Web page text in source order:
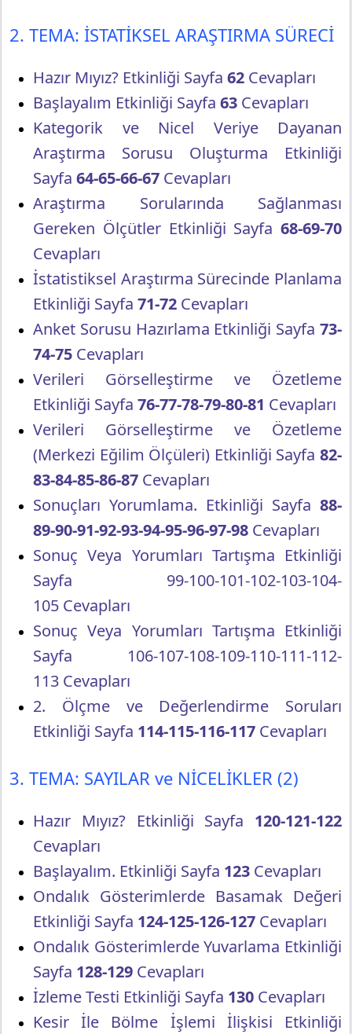
2. TEMA: İSTATİKSEL ARAŞTIRMA SÜRECİ
Hazır Mıyız? Etkinliği Sayfa 62 Cevapları
Başlayalım Etkinliği Sayfa 63 Cevapları
Kategorik ve Nicel Veriye Dayanan
Araştırma Sorusu Oluşturma Etkinliği
Sayfa 64-65-66-67 Cevapları
Araştırma Sorularında Sağlanması
Gereken Ölçütler Etkinliği Sayfa 68-69-70
Cevapları
İstatistiksel Araştırma Sürecinde Planlama
Etkinliği Sayfa 71-72 Cevapları
Anket Sorusu Hazırlama Etkinliği Sayfa 73-
74-75 Cevapları
Verileri Görselleştirme ve Özetleme
Etkinliği Sayfa 76-77-78-79-80-81 Cevapları
Verileri Görselleştirme ve Özetleme
(Merkezi Eğilim Ölçüleri) Etkinliği Sayfa 82-
83-84-85-86-87 Cevapları
Sonuçları Yorumlama. Etkinliği Sayfa 88-
89-90-91-92-93-94-95-96-97-98 Cevapları
Sonuç Veya Yorumları Tartışma Etkinliği
Sayfa 99-100-101-102-103-104-
105 Cevapları
Sonuç Veya Yorumları Tartışma Etkinliği
Sayfa 106-107-108-109-110-111-112-
113 Cevapları
2. Ölçme ve Değerlendirme Soruları
Etkinliği Sayfa 114-115-116-117 Cevapları
3. TEMA: SAYILAR ve NİCELİKLER (2)
Hazır Mıyız? Etkinliği Sayfa 120-121-122
Cevapları
Başlayalım. Etkinliği Sayfa 123 Cevapları
Ondalık Gösterimlerde Basamak Değeri
Etkinliği Sayfa 124-125-126-127 Cevapları
Ondalık Gösterimlerde Yuvarlama Etkinliği
Sayfa 128-129 Cevapları
İzleme Testi Etkinliği Sayfa 130 Cevapları
Kesir İle Bölme İşlemi İlişkisi Etkinliği